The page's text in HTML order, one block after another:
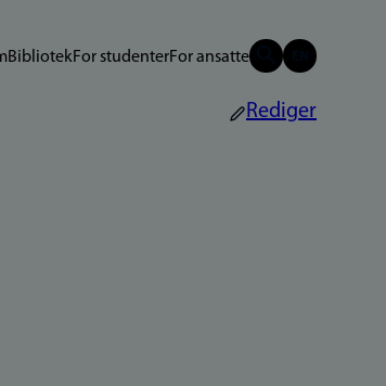
BibliotekFor studenterFor ansatte
Rediger